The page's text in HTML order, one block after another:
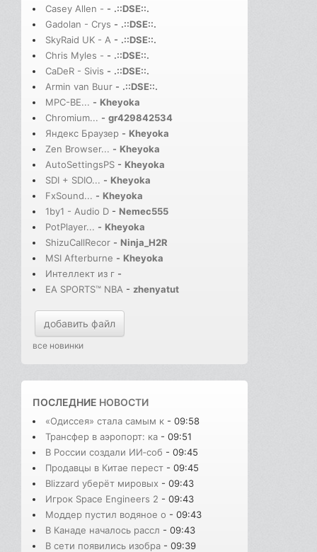
Casey Allen - - .::DSE::.
Gadolan - Crys - .::DSE::.
SkyRaid UK - A - .::DSE::.
Chris Myles - - .::DSE::.
CaDeR - Sivis - .::DSE::.
Armin van Buur - .::DSE::.
MPC-BE... - Kheyoka
Chromium... - gr429842534
Яндекс Браузер - Kheyoka
Zen Browser... - Kheyoka
AutoSettingsPS - Kheyoka
SDI + SDIO... - Kheyoka
FxSound... - Kheyoka
1by1 - Audio D - Nemec555
PotPlayer... - Kheyoka
ShizuCallRecor - Ninja_H2R
MSI Afterburne - Kheyoka
Интеллект из г -
EA SPORTS™ NBA - zhenyatut
добавить файл
все новинки
ПОСЛЕДНИЕ НОВОСТИ
«Одиссея» стала самым к - 09:58
Трансфер в аэропорт: ка - 09:51
В России создали ИИ‑соб - 09:45
Продавцы в Китае перест - 09:45
Blizzard уберёт мировых - 09:43
Игрок Space Engineers 2 - 09:43
Моддер пустил водяное о - 09:43
В Канаде началось рассл - 09:43
В сети появились изобра - 09:39